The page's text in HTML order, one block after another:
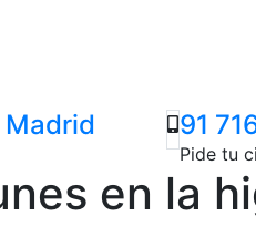
Madrid 91
Pide tu
en la